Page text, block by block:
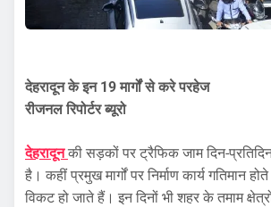
देहरादून के इन 19 मार्गों से करे परहेज
रीजनल रिपोर्टर ब्यूरो
देहरादूनकी सड़कों पर ट्रैफिक जाम दिन-
है। कहीं प्रमुख मार्गों पर निर्माण कार्य गतिमान
विकट हो जाते हैं। इन दिनों भी शहर के तमाम